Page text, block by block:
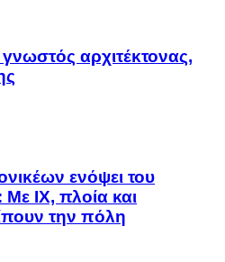
αρχιτέκτονας,
ενόψει του
ΙΧ, πλοία και
την πόλη